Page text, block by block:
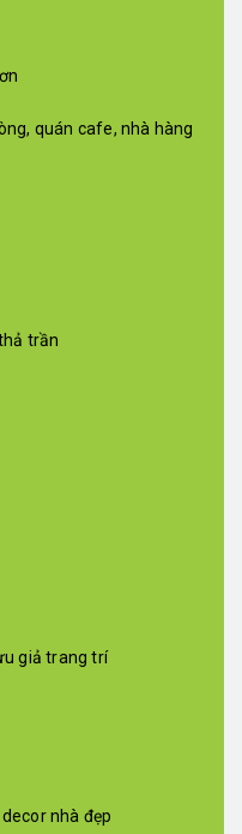
quán cafe, nhà hàng
trần
giả trang trí
nhà đẹp